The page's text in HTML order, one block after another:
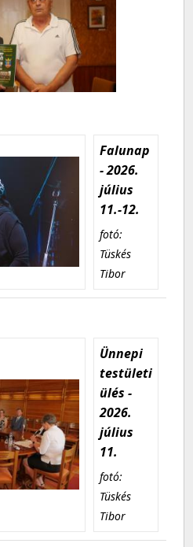
Falunap
- 2026.
július
11.-12.
fotó:
Tüskés
Tibor
Ünnepi
testületi
ülés -
2026.
július
11.
fotó:
Tüskés
Tibor